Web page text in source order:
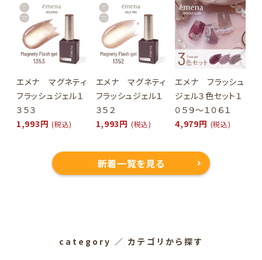
エメナ マグネティ
フラッシュジェル１
３５３
1,993円 (税込)
エメナ マグネティ
フラッシュジェル１
３５２
1,993円 (税込)
エメナ フラッシュ
ジェル３色セット１
０５９～１０６１
4,979円 (税込)
新着一覧を見る
category ／ カテゴリから探す